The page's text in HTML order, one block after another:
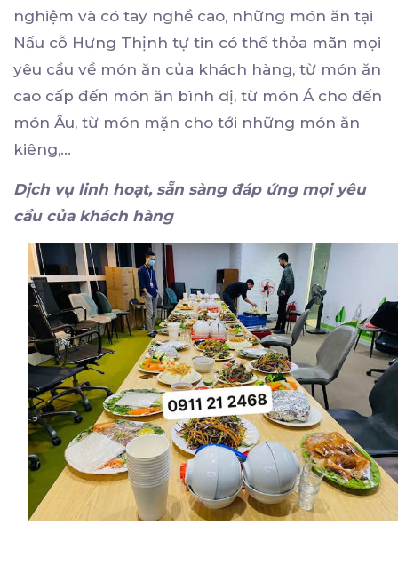
nghiệm và có tay nghề cao, những món ăn tại
Nấu cỗ Hưng Thịnh tự tin có thể thỏa mãn mọi
yêu cầu về món ăn của khách hàng, từ món ăn
cao cấp đến món ăn bình dị, từ món Á cho đến
món Âu, từ món mặn cho tới những món ăn
kiêng,…
Dịch vụ linh hoạt, sẵn sàng đáp ứng mọi yêu
cầu của khách hàng